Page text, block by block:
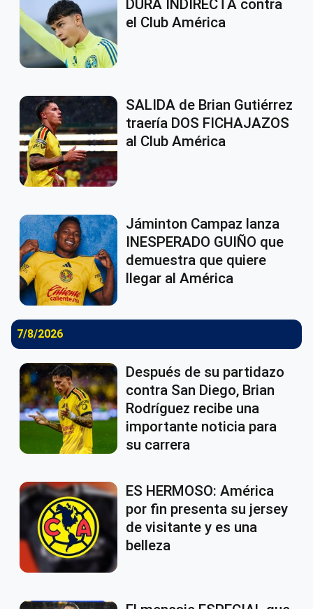
DURA INDIRECTA contra
el Club América
SALIDA de Brian Gutiérrez
traería DOS FICHAJAZOS
al Club América
Jáminton Campaz lanza
INESPERADO GUIÑO que
demuestra que quiere
llegar al América
7/8/2026
Después de su partidazo
contra San Diego, Brian
Rodríguez recibe una
importante noticia para
su carrera
ES HERMOSO: América
por fin presenta su jersey
de visitante y es una
belleza